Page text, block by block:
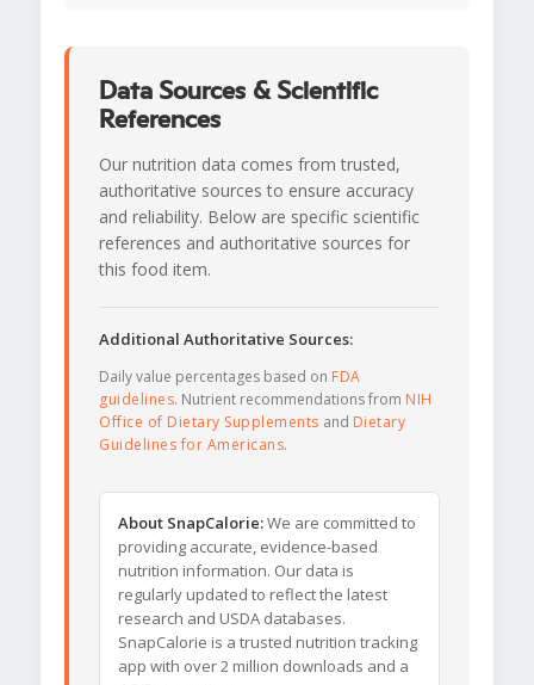
Data Sources & Scientific
References
Our nutrition data comes from trusted,
authoritative sources to ensure accuracy
and reliability. Below are specific scientific
references and authoritative sources for
this food item.
Additional Authoritative Sources:
Daily value percentages based on FDA
guidelines. Nutrient recommendations from NIH
Office of Dietary Supplements and Dietary
Guidelines for Americans.
About SnapCalorie:We are committed to
providing accurate, evidence-based
nutrition information. Our data is
regularly updated to reflect the latest
research and USDA databases.
SnapCalorie is a trusted nutrition tracking
app with over 2 million downloads and a